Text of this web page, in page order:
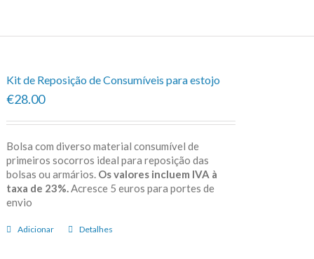
Kit de Reposição de Consumíveis para estojo
€28.00
Bolsa com diverso material consumível de
primeiros socorros ideal para reposição das
bolsas ou armários. Os valores incluem IVA à
taxa de 23%. Acresce 5 euros para portes de
envio
Adicionar Detalhes